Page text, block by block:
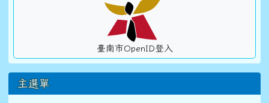
臺南市OpenID登入
主選單